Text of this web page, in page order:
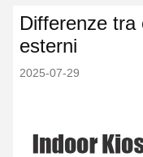
Differenze tra
esterni
2025-07-29